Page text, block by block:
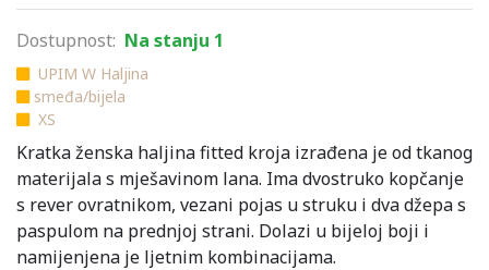
Dostupnost: Na stanju 1
UPIM W Haljina
smeđa/bijela
XS
Kratka ženska haljina fitted kroja izrađena je od tkanog
materijala s mješavinom lana. Ima dvostruko kopčanje
s rever ovratnikom, vezani pojas u struku i dva džepa s
paspulom na prednjoj strani. Dolazi u bijeloj boji i
namijenjena je ljetnim kombinacijama.